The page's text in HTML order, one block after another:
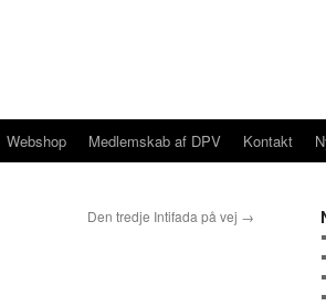
Webshop Medlemskab af DPV Kontakt
Den tredje Intifada på vej →